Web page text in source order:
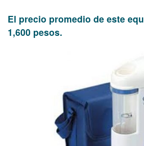
El precio promedio de este
1,600 pesos.